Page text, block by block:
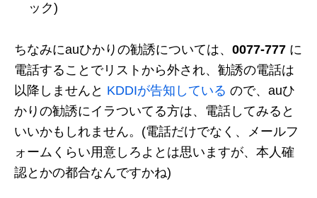
ック)
ちなみにauひかりの勧誘については、 0077-777 に
電話することでリストから外され、勧誘の電話は
以降しませんと KDDIが告知している ので、auひ
かりの勧誘にイラついてる方は、電話してみると
いいかもしれません。(電話だけでなく、メールフ
ォームくらい用意しろよとは思いますが、本人確
認とかの都合なんですかね)